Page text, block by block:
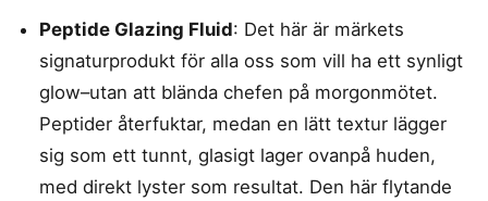
Peptide Glazing Fluid: Det här är märkets
signaturprodukt för alla oss som vill ha ett synligt
glow–utan att blända chefen på morgonmötet.
Peptider återfuktar, medan en lätt textur lägger
sig som ett tunnt, glasigt lager ovanpå huden,
med direkt lyster som resultat. Den här flytande